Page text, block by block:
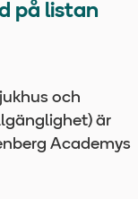
på listan
och
är
Academys